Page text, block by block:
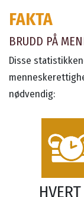
FAKTA
BRUDD PÅ
Disse
nødvendig: